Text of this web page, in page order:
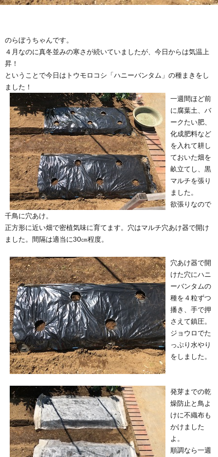
のらぼうちゃんです。
４月なのに真冬並みの寒さが続いていましたが、今日からは気温上
昇！
ということで今日はトウモロコシ「ハニーバンタム」の種まきをし
ました！
一週間ほど前
に腐葉土、バ
ークたい肥、
化成肥料など
を入れて耕し
ておいた畑を
畝立てし、黒
マルチを張り
ました。
欲張りなので
千鳥に穴あけ。
正方形に近い畑で密植気味に育てます。穴はマルチ穴あけ器で開け
ました。間隔は適当に30㎝程度。
穴あけ器で開
けた穴にハニ
ーバンタムの
種を４粒ずつ
播き、手で押
さえて鎮圧。
ジョウロでた
っぷり水やり
をしました。
発芽までの乾
燥防止と鳥よ
けに不織布も
かけました
よ。
順調なら一週